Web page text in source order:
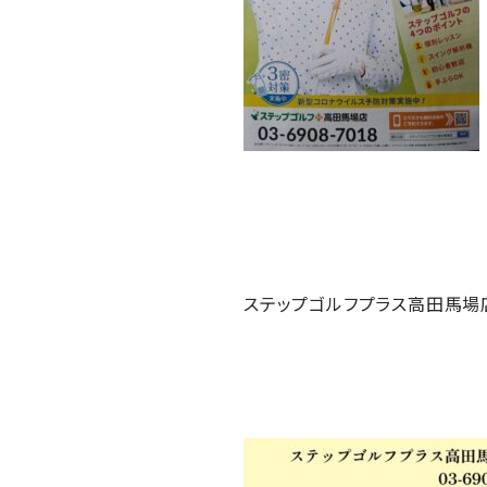
ステップゴルフプラス高田馬